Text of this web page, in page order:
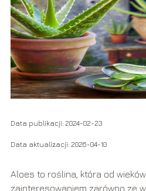
Data publikacji: 2024-02-23
Data aktualizacji: 2026-04-10
Aloes to roślina, która od
zainteresowaniem zarówno ze